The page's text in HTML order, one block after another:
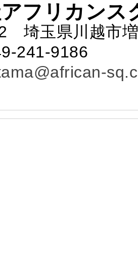
フリカンス
埼玉県川越市
049-241-